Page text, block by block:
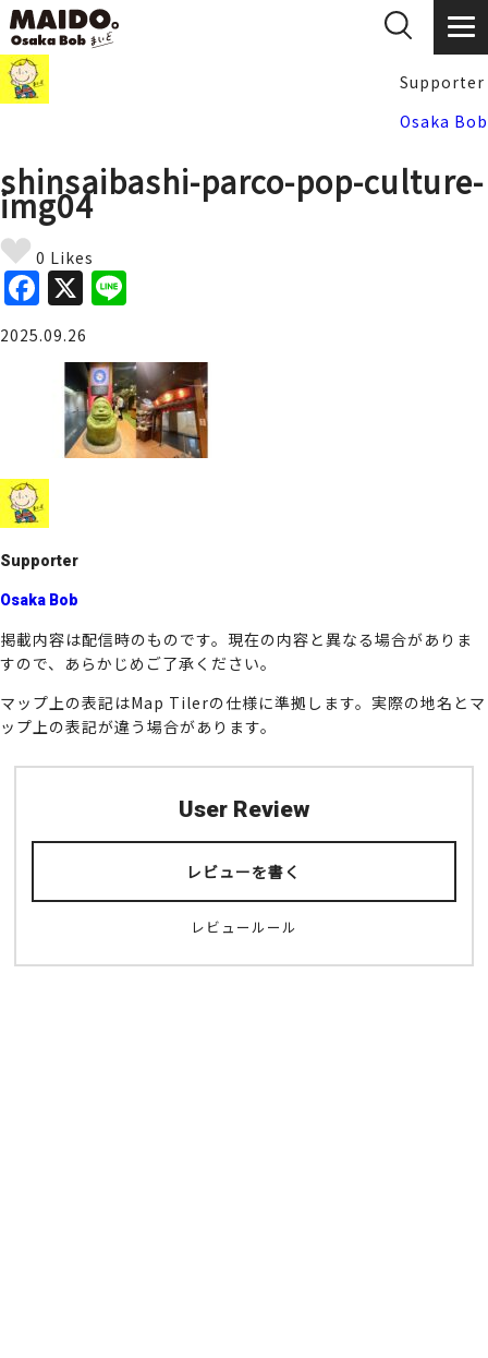
Supporter
Osaka Bob
shinsaibashi-parco-pop-culture-
img04
0 Likes
F
a
c
o
k
X
e
2025.09.26
Supporter
Osaka Bob
掲載内容は配信時のものです。現在の内容と異なる場合がありま
すので、あらかじめご了承ください。
マップ上の表記はMap Tilerの仕様に準拠します。実際の地名とマ
ップ上の表記が違う場合があります。
User Review
レビューを書く
レビュールール